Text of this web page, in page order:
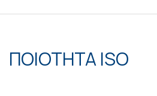
ΠΟΙΟΤΗΤΑ ISO